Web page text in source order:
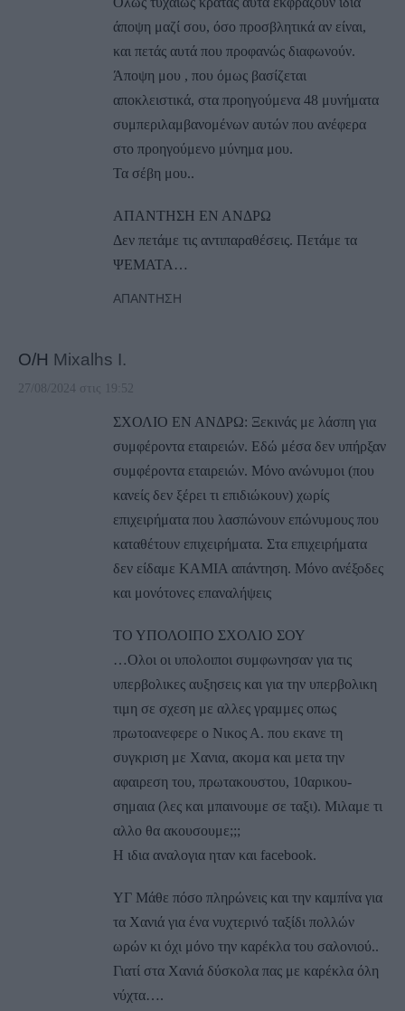
άποψη μαζί σου, όσο προσβλητικά αν είναι,
και πετάς αυτά που προφανώς διαφωνούν.
Άποψη μου , που όμως βασίζεται
αποκλειστικά, στα προηγούμενα 48 μυνήματα
συμπεριλαμβανομένων αυτών που ανέφερα
στο προηγούμενο μύνημα μου.
Τα σέβη μου..
ΑΠΑΝΤΗΣΗ ΕΝ ΑΝΔΡΩ
Δεν πετάμε τις αντιπαραθέσεις. Πετάμε τα
ΨΕΜΑΤΑ…
ΑΠΆΝΤΗΣΗ
Ο/Η Mixalhs I.
27/08/2024 στις 19:52
ΣΧΟΛΙΟ ΕΝ ΑΝΔΡΩ: Ξεκινάς με λάσπη για
συμφέροντα εταιρειών. Εδώ μέσα δεν υπήρξαν
συμφέροντα εταιρειών. Μόνο ανώνυμοι (που
κανείς δεν ξέρει τι επιδιώκουν) χωρίς
επιχειρήματα που λασπώνουν επώνυμους που
καταθέτουν επιχειρήματα. Στα επιχειρήματα
δεν είδαμε ΚΑΜΙΑ απάντηση. Μόνο ανέξοδες
και μονότονες επαναλήψεις
ΤΟ ΥΠΟΛΟΙΠΟ ΣΧΟΛΙΟ ΣΟΥ
…Ολοι οι υπολοιποι συμφωνησαν για τις
υπερβολικες αυξησεις και για την υπερβολικη
τιμη σε σχεση με αλλες γραμμες οπως
πρωτοανεφερε ο Νικος Α. που εκανε τη
συγκριση με Χανια, ακομα και μετα την
αφαιρεση του, πρωτακουστου, 10αρικου-
σημαια (λες και μπαινουμε σε ταξι). Μιλαμε τι
αλλο θα ακουσουμε;;;
Η ιδια αναλογια ηταν και facebook.
ΥΓ Μάθε πόσο πληρώνεις και την καμπίνα για
τα Χανιά για ένα νυχτερινό ταξίδι πολλών
ωρών κι όχι μόνο την καρέκλα του σαλονιού..
Γιατί στα Χανιά δύσκολα πας με καρέκλα όλη
νύχτα….